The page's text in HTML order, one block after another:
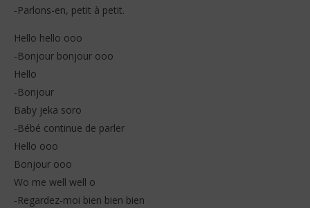
-Parlons-en, petit à petit.
Hello hello ooo
-Bonjour bonjour ooo
Hello
-Bonjour
Baby jeka soro
-Bébé continue de parler
Hello ooo
Bonjour ooo
Wo me well well o
-Regardez-moi bien bien bien